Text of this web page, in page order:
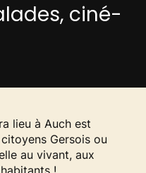
ciné-
lieu à Auch est
Gersois ou
au vivant, aux